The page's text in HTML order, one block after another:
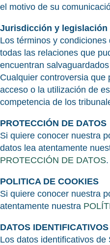
el motivo de su
Jurisdicción y legislación
Los términos y condiciones
todas las relaciones que
encuentran
Cualquier controversia que
acceso o la utilización de
competencia de los
PROTECCIÓN DE DATOS
Si quiere conocer nuestra
datos lea atentamente
PROTECCIÓN DE DATOS.
POLITICA DE COOKIES
Si quiere conocer nuestra
atentamente nuestra
DATOS
Los datos identificativos de